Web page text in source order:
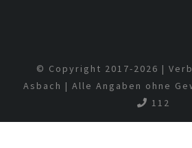
© Copyright 2017-2026 |
Asbach | Alle Angaben ohne
112